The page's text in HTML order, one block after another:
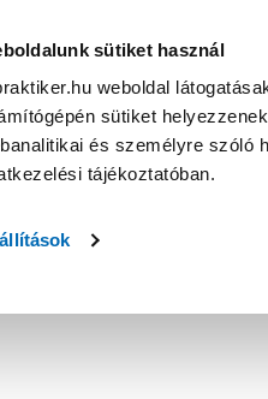
sütiket használ
weboldal
sütiket
és személyre szóló
tájékoztatóban.